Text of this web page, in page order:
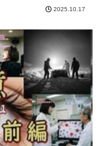
2025.10.17